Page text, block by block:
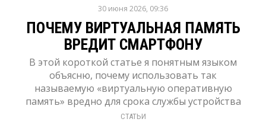
30 июня 2026, 09:36
ПОЧЕМУ ВИРТУАЛЬНАЯ ПАМЯТЬ
ВРЕДИТ СМАРТФОНУ
В этой короткой статье я понятным языком
объясню, почему использовать так
называемую «виртуальную оперативную
память» вредно для срока службы устройства
СТАТЬИ